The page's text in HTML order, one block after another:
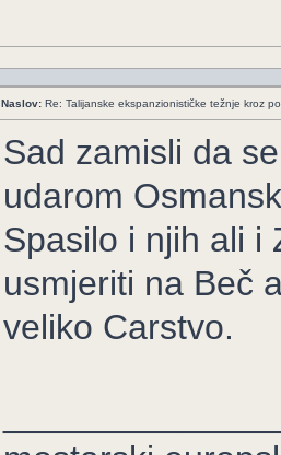
Naslov: Re: Talijanske ekspanzionističke težnje kroz
Sad zamisli da
udarom
Spasilo i njih ali i
usmjeriti na Beč
veliko Carstvo.